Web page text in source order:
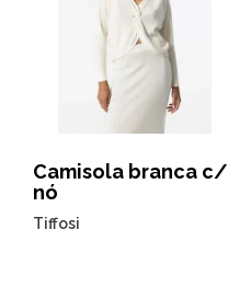
Camisola branca c/
nó
Tiffosi